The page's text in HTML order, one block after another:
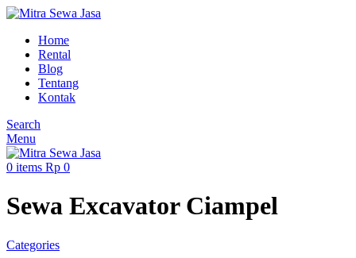
Home
Rental
Blog
Tentang
Kontak
Search
Menu
0 items Rp 0
Sewa Excavator Ciampel
Categories